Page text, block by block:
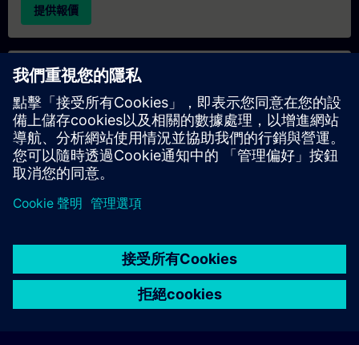
explore
提供報價
專屬培訓諮詢
若您需要針對專屬培訓課程（無論是現場、線上或於我們的
SITRAIN 培訓中心舉辦）索取報價，請填寫下方的諮詢表單。此
類請求適合較大規模的團體（6 人以上）。提供您的聯絡資料及
培訓需求後，我們將向您發送報價單。
索取專屬報價